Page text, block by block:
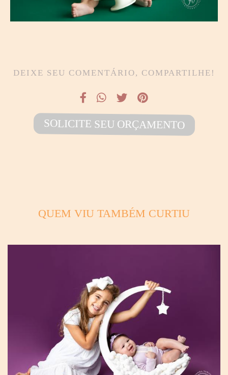
DEIXE SEU COMENTÁRIO, COMPARTILHE!
SOLICITE SEU ORÇAMENTO
QUEM VIU TAMBÉM CURTIU